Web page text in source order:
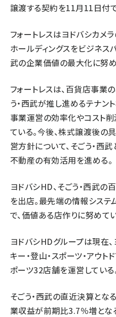
譲渡する契約を11月11日付
フォートレスはヨドバシカメ
ホールディングスをビジネス
武の企業価値の最大化に努め
フォートレスは、百貨店事業
う・西武が推し進めるテナン
事業運営の効率化やコスト
ている。今後、株式譲渡後
営方針について、そごう・西
不動産の有効活用を進める。
ヨドバシHD、そごう・西武
を出店。最先端の情報システ
で、価値ある店作りに努めてい
ヨドバシHDグループは現在
キー・登山・スポーツ・アウ
ポーツ32店舗を運営している
そごう・西武の直近決算とな
業収益が前期比3.7％増とな